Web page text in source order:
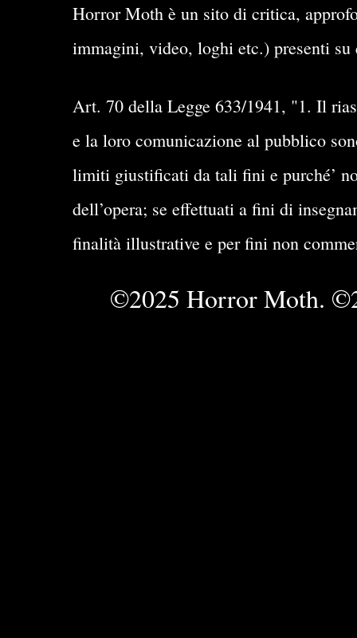
Horror Moth è un sito di critica,
immagini, video, loghi etc.) presenti
Art. 70 della Legge 633/1941, "1. Il
e la loro comunicazione al pubblico
limiti giustificati da tali fini e purché’
dell’opera; se effettuati a fini di
finalità illustrative e per fini non
©2025 Horror Moth.